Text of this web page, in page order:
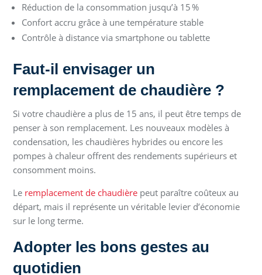
Réduction de la consommation jusqu’à 15 %
Confort accru grâce à une température stable
Contrôle à distance via smartphone ou tablette
Faut-il envisager un
remplacement de chaudière ?
Si votre chaudière a plus de 15 ans, il peut être temps de
penser à son remplacement. Les nouveaux modèles à
condensation, les chaudières hybrides ou encore les
pompes à chaleur offrent des rendements supérieurs et
consomment moins.
Le remplacement de chaudière peut paraître coûteux au
départ, mais il représente un véritable levier d’économie
sur le long terme.
Adopter les bons gestes au
quotidien